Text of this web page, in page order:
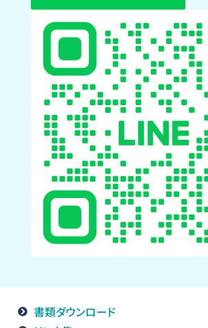
書類ダウンロード